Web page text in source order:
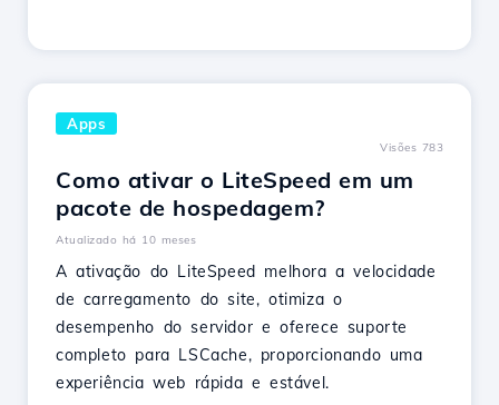
Apps
Visões 783
Como ativar o LiteSpeed em um
pacote de hospedagem?
Atualizado há 10 meses
A ativação do LiteSpeed melhora a velocidade
de carregamento do site, otimiza o
desempenho do servidor e oferece suporte
completo para LSCache, proporcionando uma
experiência web rápida e estável.